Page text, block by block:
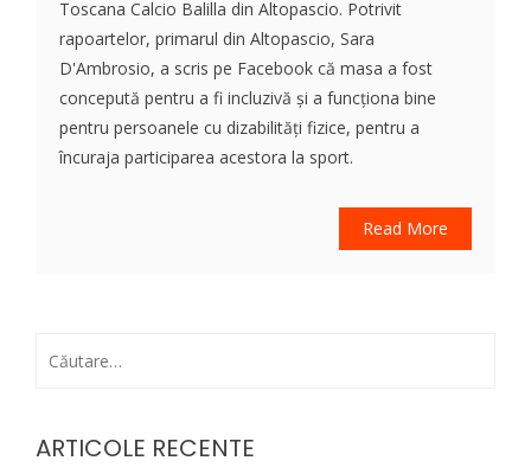
Toscana Calcio Balilla din Altopascio. Potrivit
rapoartelor, primarul din Altopascio, Sara
D'Ambrosio, a scris pe Facebook că masa a fost
concepută pentru a fi incluzivă și a funcționa bine
pentru persoanele cu dizabilități fizice, pentru a
încuraja participarea acestora la sport.
Read More
ARTICOLE RECENTE